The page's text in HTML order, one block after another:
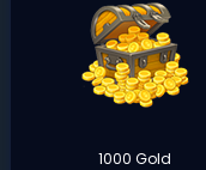
1000 Gold